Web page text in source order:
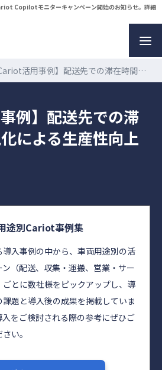
Copilotモニターキャンペーン開始のお知らせ。詳細
活用事例】配送先での滞在時間の可視化による生産性向上の取り組み
例】配送先での滞
による生産性向上
途別Cariot事例集
導入事例の中から、車両用途別の活
ン（配送、収集・運搬、営業・サー
ごとに数社様をピックアップし、導
課題と導入後の成果を掲載していま
入をご検討される際の参考にぜひご
い。​​